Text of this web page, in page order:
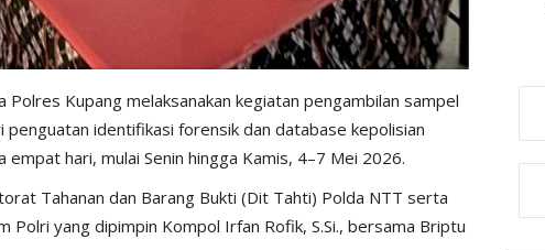
Kupang melaksanakan kegiatan pengambilan sampel
identifikasi forensik dan database kepolisian
hari, mulai Senin hingga Kamis, 4–7 Mei 2026.
Tahanan dan Barang Bukti (Dit Tahti) Polda NTT serta
yang dipimpin Kompol Irfan Rofik, S.Si., bersama Briptu